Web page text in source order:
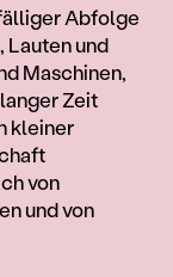
Abfolge
Lauten und
Maschinen,
Zeit
kleiner
von
und von